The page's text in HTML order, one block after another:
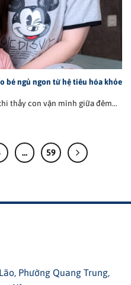
bé ngủ ngon từ hệ tiêu hóa khỏe
thấy con vặn mình giữa đêm...
… 59
Phường Quang Trung,